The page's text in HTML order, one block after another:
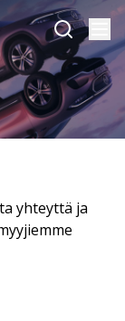
yhteyttä ja